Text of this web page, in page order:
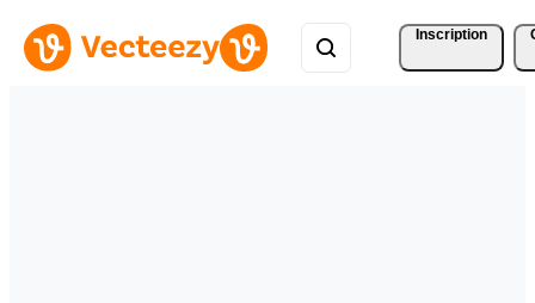
Inscription